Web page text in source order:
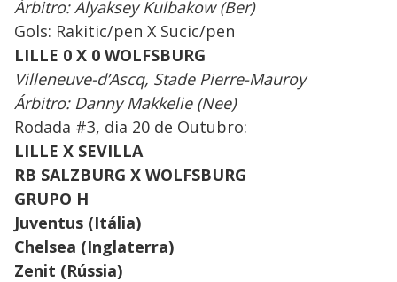
Árbitro: Alyaksey Kulbakow (Ber)
Gols: Rakitic/pen X Sucic/pen
LILLE 0 X 0 WOLFSBURG
Villeneuve-d’Ascq, Stade Pierre-Mauroy
Árbitro: Danny Makkelie (Nee)
Rodada #3, dia 20 de Outubro:
LILLE X SEVILLA
RB SALZBURG X WOLFSBURG
GRUPO H
Juventus (Itália)
Chelsea (Inglaterra)
Zenit (Rússia)